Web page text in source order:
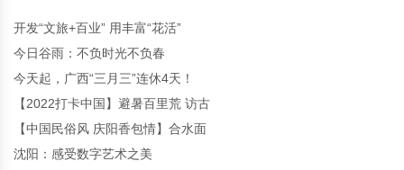
开发“文旅+百业” 用丰富“花活”
今日谷雨：不负时光不负春
今天起，广西“三月三”连休4天！
【2022打卡中国】避暑百里荒 访古
【中国民俗风 庆阳香包情】合水面
沈阳：感受数字艺术之美